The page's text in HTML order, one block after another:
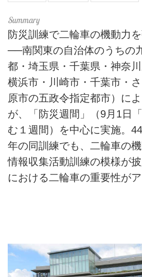
防災訓練で二輪車の機動力
──南関東の自治体のうちの
都・埼玉県・千葉県・神奈
横浜市・川崎市・千葉市・
原市の五政令指定都市）に
が、「防災週間」（9月1日
む１週間）を中心に実施。
年の同訓練でも、二輪車の
情報収集活動訓練の模様が
における二輪車の重要性がア